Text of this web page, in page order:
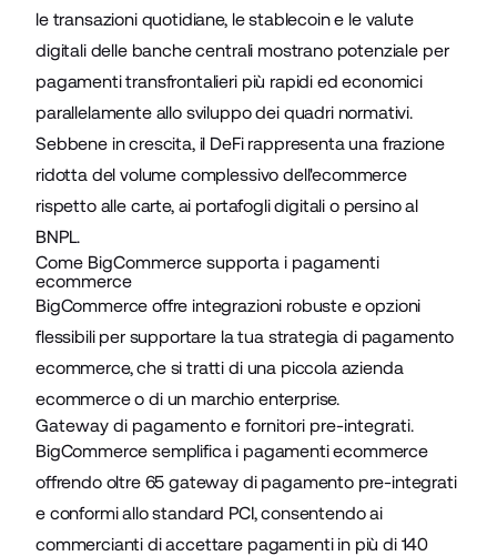
le transazioni quotidiane, le stablecoin e le valute
digitali delle banche centrali mostrano potenziale per
pagamenti transfrontalieri più rapidi ed economici
parallelamente allo sviluppo dei quadri normativi.
Sebbene in crescita, il DeFirappresenta una frazione
ridotta del volume complessivo dell'ecommerce
rispetto alle carte, ai portafogli digitali o persino al
BNPL.
Come BigCommerce supporta i pagamenti
ecommerce
BigCommerce offre integrazioni robuste e opzioni
flessibili per supportare la tua strategia di pagamento
ecommerce, che si tratti di una piccola azienda
ecommerce o di un marchio enterprise.
Gateway di pagamento e fornitori pre-integrati.
BigCommerce semplifica i pagamenti ecommerce
offrendo oltre 65 gateway di pagamentopre-integrati
e conformi allo standard PCI, consentendo ai
commercianti di accettare pagamenti in più di 140